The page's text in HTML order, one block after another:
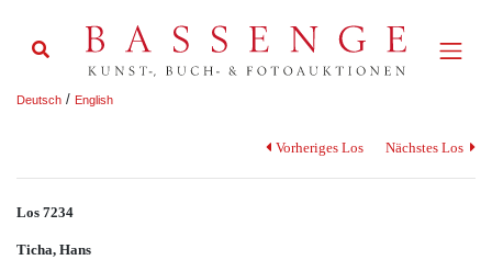
Deutsch / English
Vorheriges Los Nächstes Los
Los 7234
Ticha, Hans